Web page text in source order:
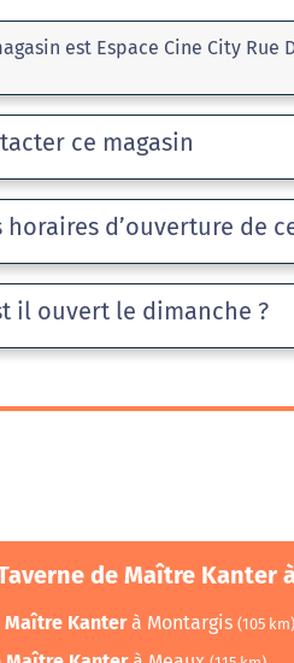
est Espace Cine City Rue
ce magasin
d’ouverture de
il ouvert le dimanche ?
de Maître Kanter
Maître Kanterà Montargis (105 km)